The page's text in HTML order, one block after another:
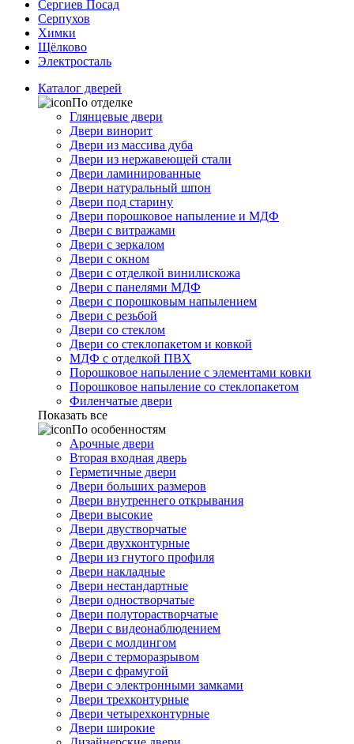
Сергиев Посад
Серпухов
Химки
Щёлково
Электросталь
Каталог дверей
По отделке
Глянцевые двери
Двери винорит
Двери из массива дуба
Двери из нержавеющей стали
Двери ламинированные
Двери натуральный шпон
Двери под старину
Двери порошковое напыление и МДФ
Двери с витражами
Двери с зеркалом
Двери с окном
Двери с отделкой винилискожа
Двери с панелями МДФ
Двери с порошковым напылением
Двери с резьбой
Двери со стеклом
Двери со стеклопакетом и ковкой
МДФ с отделкой ПВХ
Порошковое напыление с элементами ковки
Порошковое напыление со стеклопакетом
Филенчатые двери
Показать все
По особенностям
Арочные двери
Вторая входная дверь
Герметичные двери
Двери больших размеров
Двери внутреннего открывания
Двери высокие
Двери двустворчатые
Двери двухконтурные
Двери из гнутого профиля
Двери накладные
Двери нестандартные
Двери одностворчатые
Двери полуторастворчатые
Двери с видеонаблюдением
Двери с молдингом
Двери с терморазрывом
Двери с фрамугой
Двери с электронными замками
Двери трехконтурные
Двери четырехконтурные
Двери широкие